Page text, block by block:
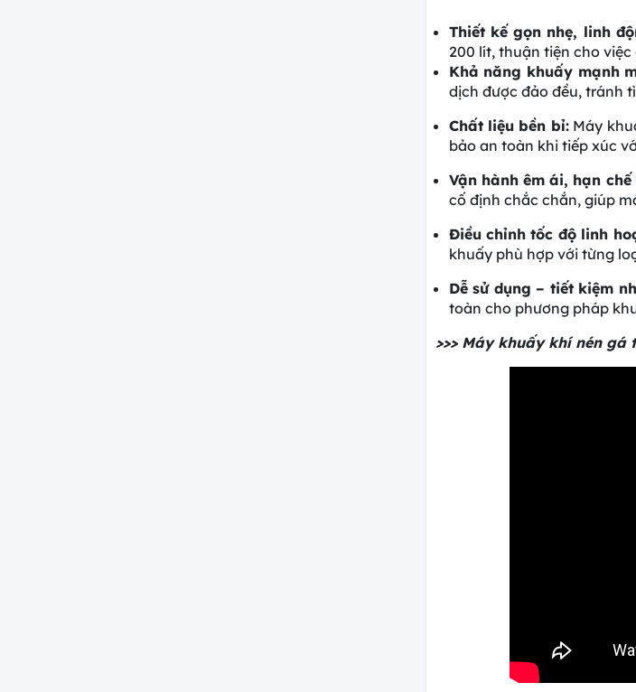
Thiết kế gọn nhẹ, linh
200 lít, thuận tiện cho
Khả năng khuấy mạnh
dịch được đảo đều, tránh
Chất liệu bền bỉ:Máy
bảo an toàn khi tiếp xúc
Vận hành êm ái, hạn
cố định chắc chắn, giúp
Điều chỉnh tốc độ linh
khuấy phù hợp với từng
Dễ sử dụng – tiết kiệm
toàn cho phương pháp
>>> Máy khuấy khí nén